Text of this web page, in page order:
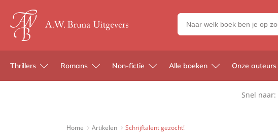
Zoeken
naar
en
uitgevers
Thrillers Romans Non-fictie Alle boeken Onze auteurs
Snel naar:
Home Artikelen Schrijftalent gezocht!